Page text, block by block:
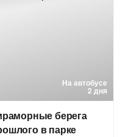
На автобусе
2 дня
берега
в парке